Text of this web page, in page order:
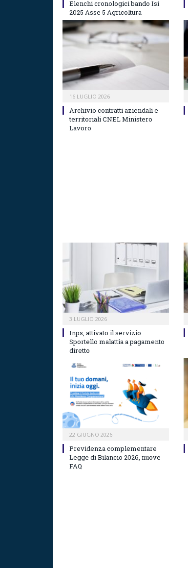
Elenchi cronologici bando Isi
2025 Asse 5 Agricoltura
16 LUGLIO 2026
Archivio contratti aziendali e
territoriali CNEL Ministero
Lavoro
3 LUGLIO 2026
Inps, attivato il servizio
Sportello malattia a pagamento
diretto
22 GIUGNO 2026
Previdenza complementare
Legge di Bilancio 2026, nuove
FAQ